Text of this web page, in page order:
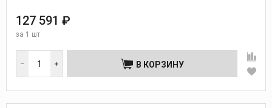
127 591 ₽
за 1 шт
В КОРЗИНУ